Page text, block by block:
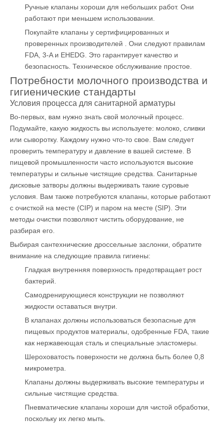
Ручные клапаны хороши для небольших работ. Они
работают при меньшем использовании.
Покупайте клапаны у сертифицированных и
проверенных производителей
. Они следуют правилам
FDA, 3-A и EHEDG. Это гарантирует качество и
безопасность. Техническое обслуживание простое.
Потребности молочного производства и
гигиенические стандарты
Условия процесса для санитарной арматуры
Во-первых, вам нужно знать свой молочный процесс.
Подумайте, какую жидкость вы используете: молоко, сливки
или сыворотку. Каждому нужно что-то свое. Вам следует
проверить температуру и давление в вашей системе. В
пищевой промышленности часто используются высокие
температуры и сильные чистящие средства. Санитарные
дисковые затворы должны выдерживать такие суровые
условия. Вам также потребуются клапаны, которые работают
с очисткой на месте (CIP) и паром на месте (SIP). Эти
методы очистки позволяют чистить оборудование, не
разбирая его.
Выбирая сантехнические дроссельные заслонки, обратите
внимание на следующие правила гигиены:
Гладкая внутренняя поверхность предотвращает рост
бактерий.
Самодренирующиеся конструкции не позволяют
жидкости оставаться внутри.
В клапанах должны использоваться безопасные для
пищевых продуктов материалы, одобренные FDA, такие
как нержавеющая сталь и специальные эластомеры.
Шероховатость поверхности не должна быть более 0,8
микрометра.
Клапаны должны выдерживать высокие температуры и
сильные чистящие средства.
Пневматические клапаны хороши для чистой обработки,
поскольку их легко мыть.